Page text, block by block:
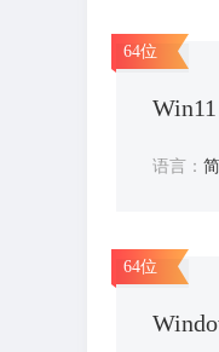
64位
语言：
64位